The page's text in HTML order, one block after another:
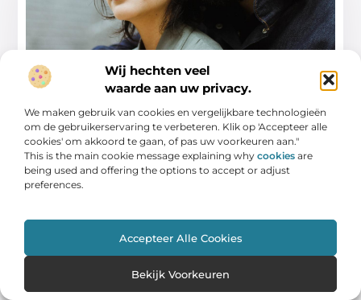
Wij hechten veel
waarde aan uw privacy.
We maken gebruik van cookies en vergelijkbare technologieën
om de gebruikerservaring te verbeteren. Klik op 'Accepteer alle
cookies' om akkoord te gaan, of pas uw voorkeuren aan."
This is the main cookie message explaining why cookies are
being used and offering the options to accept or adjust
preferences.
Accepteer Alle Cookies
Bekijk Voorkeuren
De voordelen van relatietherapie in
Maassluis ontdekken
Het onderhouden van gezonde relaties is essentieel
voor ons welzijn, vooral in de drukke en
...